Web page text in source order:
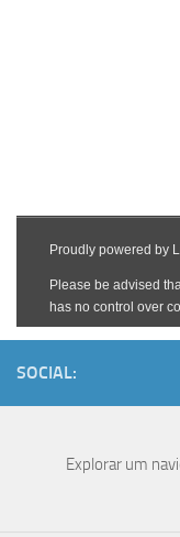
SOCIAL:
Explorar um